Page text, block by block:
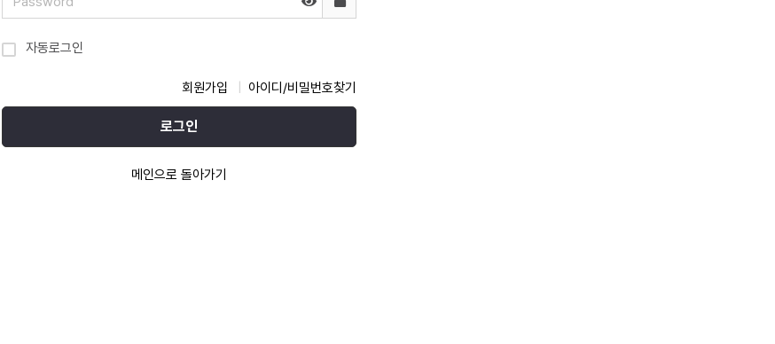
자동로그인
회원가입 아이디/비밀번호찾기
로그인
메인으로 돌아가기